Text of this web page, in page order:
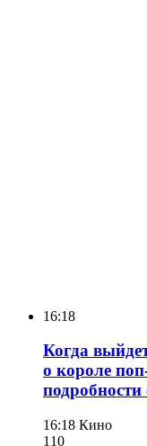
16:18
Когда
о короле
подробности
16:18 Кино
110